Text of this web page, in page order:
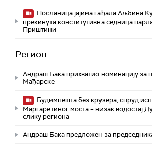
Посланица јајима гађала Аљбина
прекинута конститутивна седница
Приштини
Регион
Андраш Бака прихватио номинацију за
Мађарске
Будимпешта без крузера, спруд
Маргаретиног моста – низак водостај
слику региона
Андраш Бакa предложен за